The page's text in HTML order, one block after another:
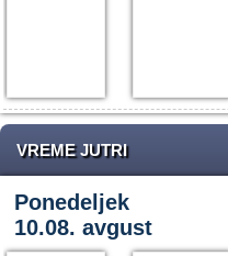
VREME JUTRI
Ponedeljek
10.08. avgust